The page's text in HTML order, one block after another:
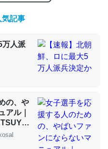
の伏線」は回収されないけ
量。進化すればするほど分
（１） - conceptualization
。知らんかった。調べたら
気記事
万人派
の、や
アル｜